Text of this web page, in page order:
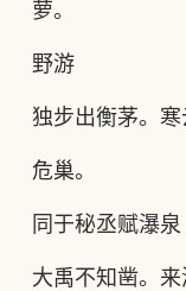
萝。
野游
独步出衡茅。
危巢。
同于秘丞赋瀑泉
大禹不知凿。